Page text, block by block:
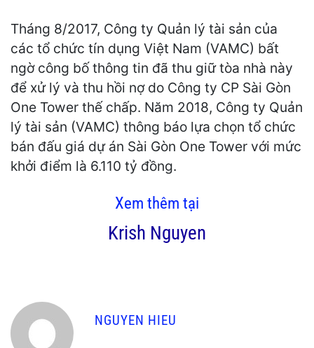
Tháng 8/2017, Công ty Quản lý tài sản của
các tổ chức tín dụng Việt Nam (VAMC) bất
ngờ công bố thông tin đã thu giữ tòa nhà này
để xử lý và thu hồi nợ do Công ty CP Sài Gòn
One Tower thế chấp. Năm 2018, Công ty Quản
lý tài sản (VAMC) thông báo lựa chọn tổ chức
bán đấu giá dự án Sài Gòn One Tower với mức
khởi điểm là 6.110 tỷ đồng.
Xem thêm tại
Krish Nguyen
NGUYEN HIEU